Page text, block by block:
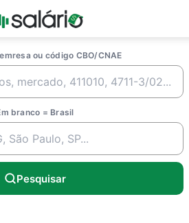
ou código CBO/CNAE
branco = Brasil
Pesquisar